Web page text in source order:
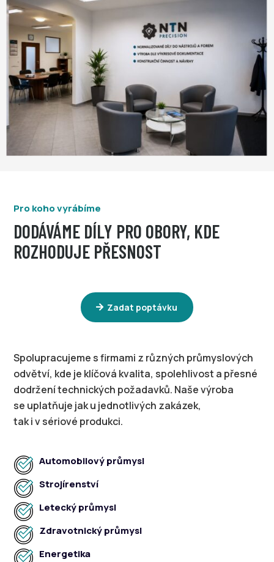
Pro koho vyrábíme
DODÁVÁME DÍLY PRO OBORY, KDE
ROZHODUJE PŘESNOST
Zadat poptávku
Spolupracujeme s firmami z různých průmyslových
odvětví, kde je klíčová kvalita, spolehlivost a přesné
dodržení technických požadavků. Naše výroba
se uplatňuje jak u jednotlivých zakázek,
tak i v sériové produkci.
Automobilový průmysl
Strojírenství
Letecký průmysl
Zdravotnický průmysl
Energetika